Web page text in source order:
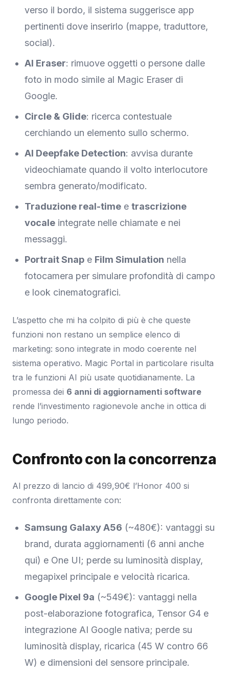
verso il bordo, il sistema suggerisce app
pertinenti dove inserirlo (mappe, traduttore,
social).
AI Eraser: rimuove oggetti o persone dalle
foto in modo simile al Magic Eraser di
Google.
Circle & Glide: ricerca contestuale
cerchiando un elemento sullo schermo.
AI Deepfake Detection: avvisa durante
videochiamate quando il volto interlocutore
sembra generato/modificato.
Traduzione real-time e trascrizione
vocale integrate nelle chiamate e nei
messaggi.
Portrait Snap e Film Simulation nella
fotocamera per simulare profondità di campo
e look cinematografici.
L’aspetto che mi ha colpito di più è che queste
funzioni non restano un semplice elenco di
marketing: sono integrate in modo coerente nel
sistema operativo. Magic Portal in particolare risulta
tra le funzioni AI più usate quotidianamente. La
promessa dei 6 anni di aggiornamenti software
rende l’investimento ragionevole anche in ottica di
lungo periodo.
Confronto con la concorrenza
Al prezzo di lancio di 499,90€ l’Honor 400 si
confronta direttamente con:
Samsung Galaxy A56 (~480€): vantaggi su
brand, durata aggiornamenti (6 anni anche
qui) e One UI; perde su luminosità display,
megapixel principale e velocità ricarica.
Google Pixel 9a (~549€): vantaggi nella
post-elaborazione fotografica, Tensor G4 e
integrazione AI Google nativa; perde su
luminosità display, ricarica (45 W contro 66
W) e dimensioni del sensore principale.